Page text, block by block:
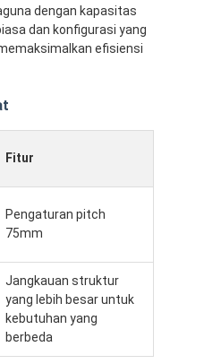
dengan kapasitas
dan konfigurasi yang
efisiensi
Fitur
Pengaturan pitch
75mm
Jangkauan struktur
yang lebih besar untuk
kebutuhan yang
berbeda